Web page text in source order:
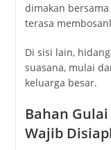
dimakan
terasa
Di sisi lain,
suasana, mulai
keluarga besar.
Bahan
Wajib